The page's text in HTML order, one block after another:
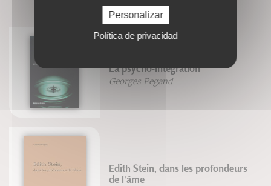
LIVRES ASSOCIÉS
La psycho-intégration
Georges Pegand
Edith Stein, dans les profondeurs
de l'âme
Personalizar
Política de privacidad